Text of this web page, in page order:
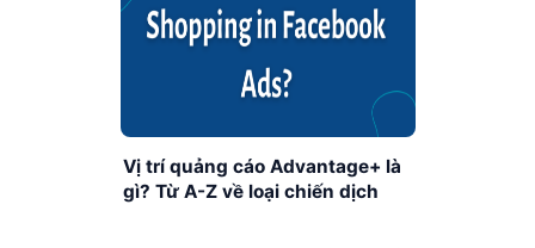
Vị trí quảng cáo Advantage+ là
gì? Từ A-Z về loại chiến dịch